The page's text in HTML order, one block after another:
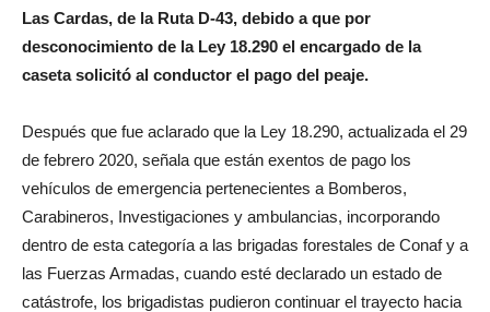
Las Cardas, de la Ruta D-43, debido a que por
desconocimiento de la Ley 18.290 el encargado de la
caseta solicitó al conductor el pago del peaje.
Después que fue aclarado que la Ley 18.290, actualizada el 29
de febrero 2020, señala que están exentos de pago los
vehículos de emergencia pertenecientes a Bomberos,
Carabineros, Investigaciones y ambulancias, incorporando
dentro de esta categoría a las brigadas forestales de Conaf y a
las Fuerzas Armadas, cuando esté declarado un estado de
catástrofe, los brigadistas pudieron continuar el trayecto hacia